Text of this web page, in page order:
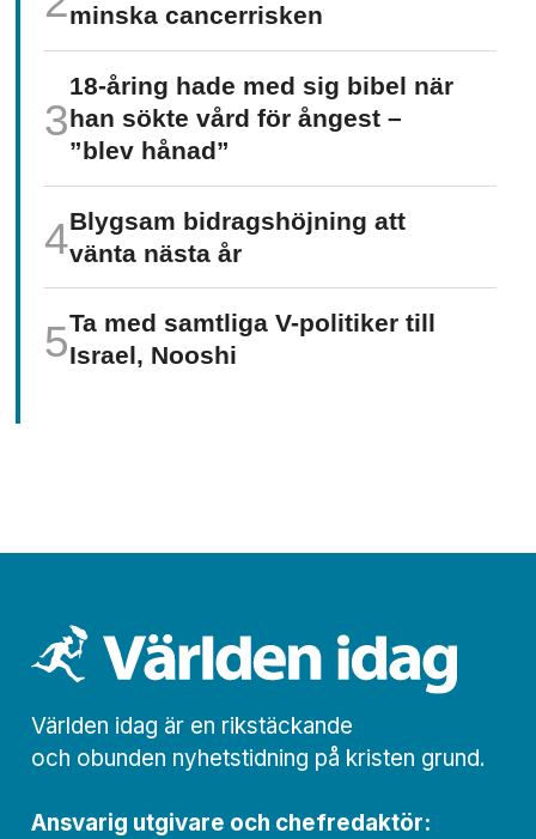
minska cancer­risken
18-åring hade med sig bibel när
han sökte vård för ångest –
”blev hånad”
Blygsam bidrags­höjning att
vänta nästa år
Ta med samtliga V-politiker till
Israel, Nooshi
Världen idag är en rikstäckande
och obunden nyhets­­­tidning på kristen grund.
Ansvarig utgivare och chef­redaktör: